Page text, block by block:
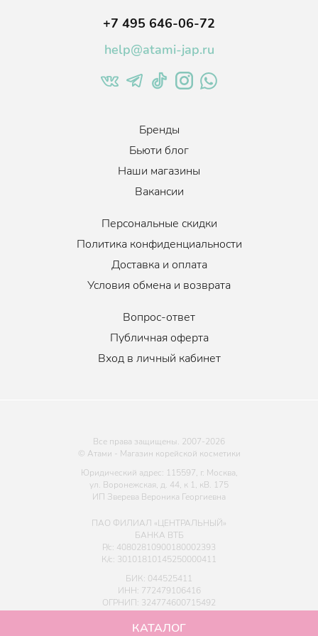
+7 495 646-06-72
help@atami-jap.ru
Бренды
Бьюти блог
Наши магазины
Вакансии
Персональные скидки
Политика конфиденциальности
Доставка и оплата
Условия обмена и возврата
Вопрос-ответ
Публичная оферта
Вход в личный кабинет
Все права защищены. 2007-2026
© Атами - Магазин корейской косметики
Юридический адрес: 115597, г. Москва,
ул. Воронежская, д. 44, к 1, кВ. 175
ИП Зверева Вероника Георгиевна
ПАО ФИЛИАЛ «ЦЕНТРАЛЬНЫЙ»
БАНКА ВТБ
Р/с: 40802810900180002393
К/с: 30101810145250000411
БИК: 044525411
ИНН: 772479106416
ОГРНИП: 324774600715492
КАТАЛОГ